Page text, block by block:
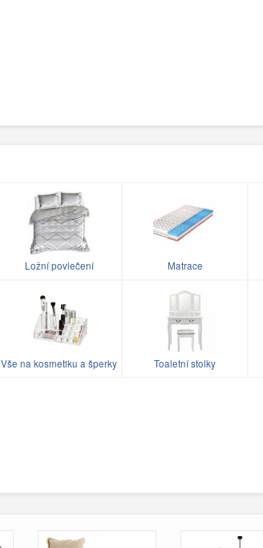
Ložní povlečení Matrace
Vše na kosmetiku a šperky Toaletní stolky